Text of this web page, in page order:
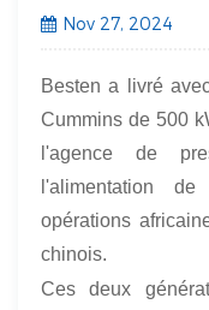
Nov 27, 2024
Besten a livré
Cummins de 500
l'agence de
l'alimentation
opérations
chinois.
Ces deux